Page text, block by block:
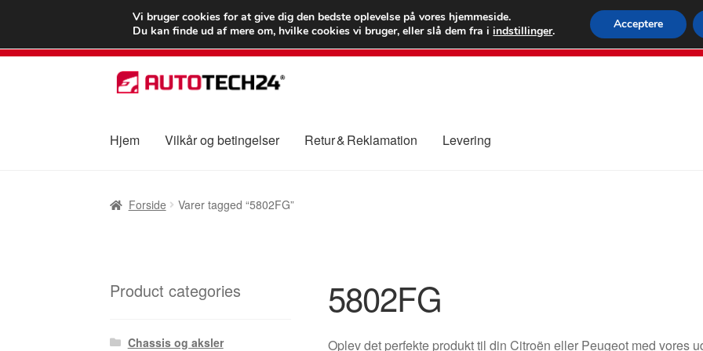
LEVERING fra 55 kr.
FEDEX
80 82
Spring
til
Spring
til
Hjem Vilkår og betingelser Retur & Reklamation Levering
Forside Varer tagged “5802FG”
5802FG
Oplev det perfekte produkt til din Citroën eller Peugeot med vores
Product categories
Chassis og aksler
Vi bruger cookies for at give dig den bedste oplevelse på vores hjemmeside.
Du kan finde ud af mere om, hvilke cookies vi bruger, eller slå dem fra iindstillinger. Acceptere